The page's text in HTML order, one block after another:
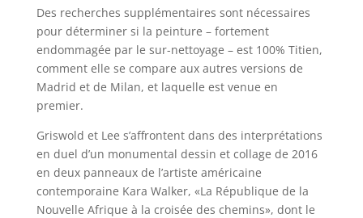
Des recherches supplémentaires sont nécessaires
pour déterminer si la peinture – fortement
endommagée par le sur-nettoyage – est 100% Titien,
comment elle se compare aux autres versions de
Madrid et de Milan, et laquelle est venue en
premier.
Griswold et Lee s’affrontent dans des interprétations
en duel d’un monumental dessin et collage de 2016
en deux panneaux de l’artiste américaine
contemporaine Kara Walker, «La République de la
Nouvelle Afrique à la croisée des chemins», dont le